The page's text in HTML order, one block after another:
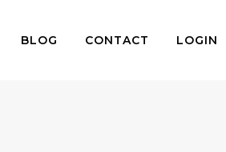
BLOG CONTACT LOGIN